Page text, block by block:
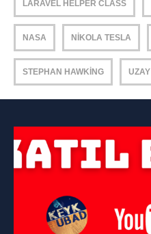
LARAVEL HELPER CLASS
NASA NIKOLA TESLA
STEPHAN HAWKING UZAY